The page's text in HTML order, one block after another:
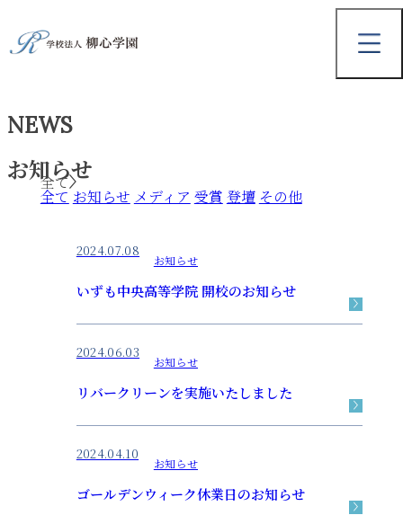
NEWS
お知らせ
全て
全て お知らせ メディア 受賞 登壇 その他
2024.07.08
お知らせ
いずも中央高等学院 開校のお知らせ
2024.06.03
お知らせ
リバークリーンを実施いたしました
2024.04.10
お知らせ
ゴールデンウィーク休業日のお知らせ